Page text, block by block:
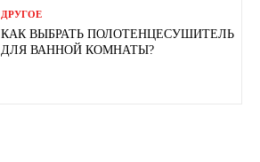
ДРУГОЕ
КАК ВЫБРАТЬ ПОЛОТЕНЦЕСУШИТЕЛЬ
ДЛЯ ВАННОЙ КОМНАТЫ?